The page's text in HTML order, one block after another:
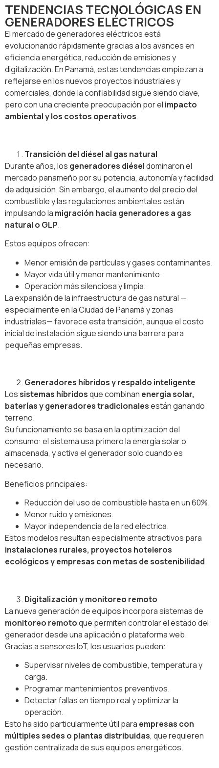
TENDENCIAS TECNOLÓGICAS EN
GENERADORES ELÉCTRICOS
El mercado de generadores eléctricos está
evolucionando rápidamente gracias a los avances en
eficiencia energética, reducción de emisiones y
digitalización. En Panamá, estas tendencias empiezan a
reflejarse en los nuevos proyectos industriales y
comerciales, donde la confiabilidad sigue siendo clave,
pero con una creciente preocupación por el impacto
ambiental y los costos operativos.
Transición del diésel al gas natural
Durante años, los generadores diéseldominaron el
mercado panameño por su potencia, autonomía y facilidad
de adquisición. Sin embargo, el aumento del precio del
combustible y las regulaciones ambientales están
impulsando la migración hacia generadores a gas
natural o GLP.
Estos equipos ofrecen:
Menor emisión de partículas y gases contaminantes.
Mayor vida útil y menor mantenimiento.
Operación más silenciosa y limpia.
La expansión de la infraestructura de gas natural —
especialmente en la Ciudad de Panamá y zonas
industriales— favorece esta transición, aunque el costo
inicial de instalación sigue siendo una barrera para
pequeñas empresas.
Generadores híbridos y respaldo inteligente
Lossistemas híbridosque combinan energía solar,
baterías y generadores tradicionalesestán ganando
terreno.
Su funcionamiento se basa en la optimización del
consumo: el sistema usa primero la energía solar o
almacenada, y activa el generador solo cuando es
necesario.
Beneficios principales:
Reducción del uso de combustible hasta en un 60%.
Menor ruido y emisiones.
Mayor independencia de la red eléctrica.
Estos modelos resultan especialmente atractivos para
instalaciones rurales, proyectos hoteleros
ecológicos y empresas con metas de sostenibilidad.
Digitalización y monitoreo remoto
La nueva generación de equipos incorpora sistemas de
monitoreo remotoque permiten controlar el estado del
generador desde una aplicación o plataforma web.
Gracias a sensores IoT, los usuarios pueden:
Supervisar niveles de combustible, temperatura y
carga.
Programar mantenimientos preventivos.
Detectar fallas en tiempo real y optimizar la
operación.
Esto ha sido particularmente útil para empresas con
múltiples sedes o plantas distribuidas, que requieren
gestión centralizada de sus equipos energéticos.